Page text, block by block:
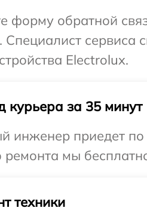
форму обратной
Специалист сервиса
Electrolux.
курьера за 35 минут
инженер приедет по
мы
техники